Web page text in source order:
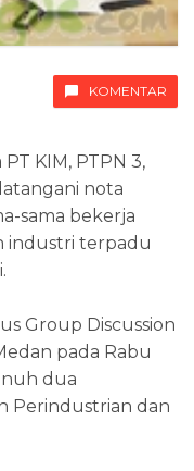
KOMENTAR
KIM, PTPN 3,
nota
sama bekerja
industri terpadu
Group Discussion
pada Rabu
dua
Perindustrian dan